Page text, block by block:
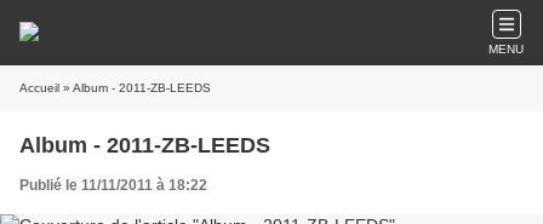
MENU
Accueil » Album - 2011-ZB-LEEDS
Album - 2011-ZB-LEEDS
Publié le 11/11/2011 à 18:22